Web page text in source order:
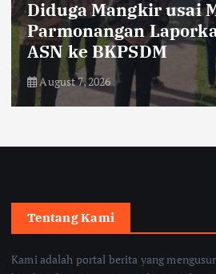
Diduga Mangkir usai
Parmonangan
ASN ke BKPSDM
August 7, 2026
Tentang Kami
Kami adalah portal berita yang